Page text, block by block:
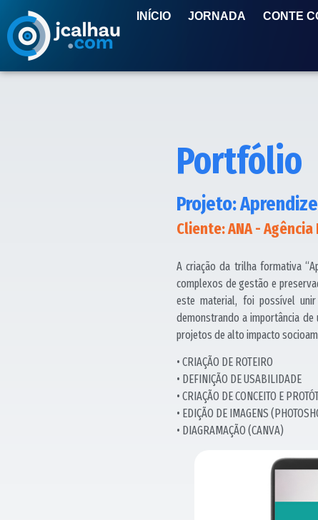
INÍCIO JORNADA CONTE
Portfólio
Projeto:
Cliente: ANA -
A criação da trilha formativa
complexos de gestão e
este material, foi possível
demonstrando a importância de
projetos de alto impacto
• CRIAÇÃO DE ROTEIRO
• DEFINIÇÃO DE USABILIDADE
• CRIAÇÃO DE CONCEITO E
• EDIÇÃO DE IMAGENS
• DIAGRAMAÇÃO (CANVA)